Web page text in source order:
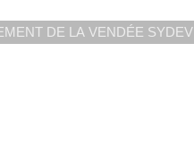
DE LA VENDÉE SYDEV